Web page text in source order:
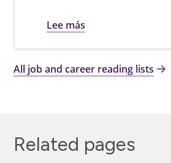
Lee más
All job and career reading lists
Related pages